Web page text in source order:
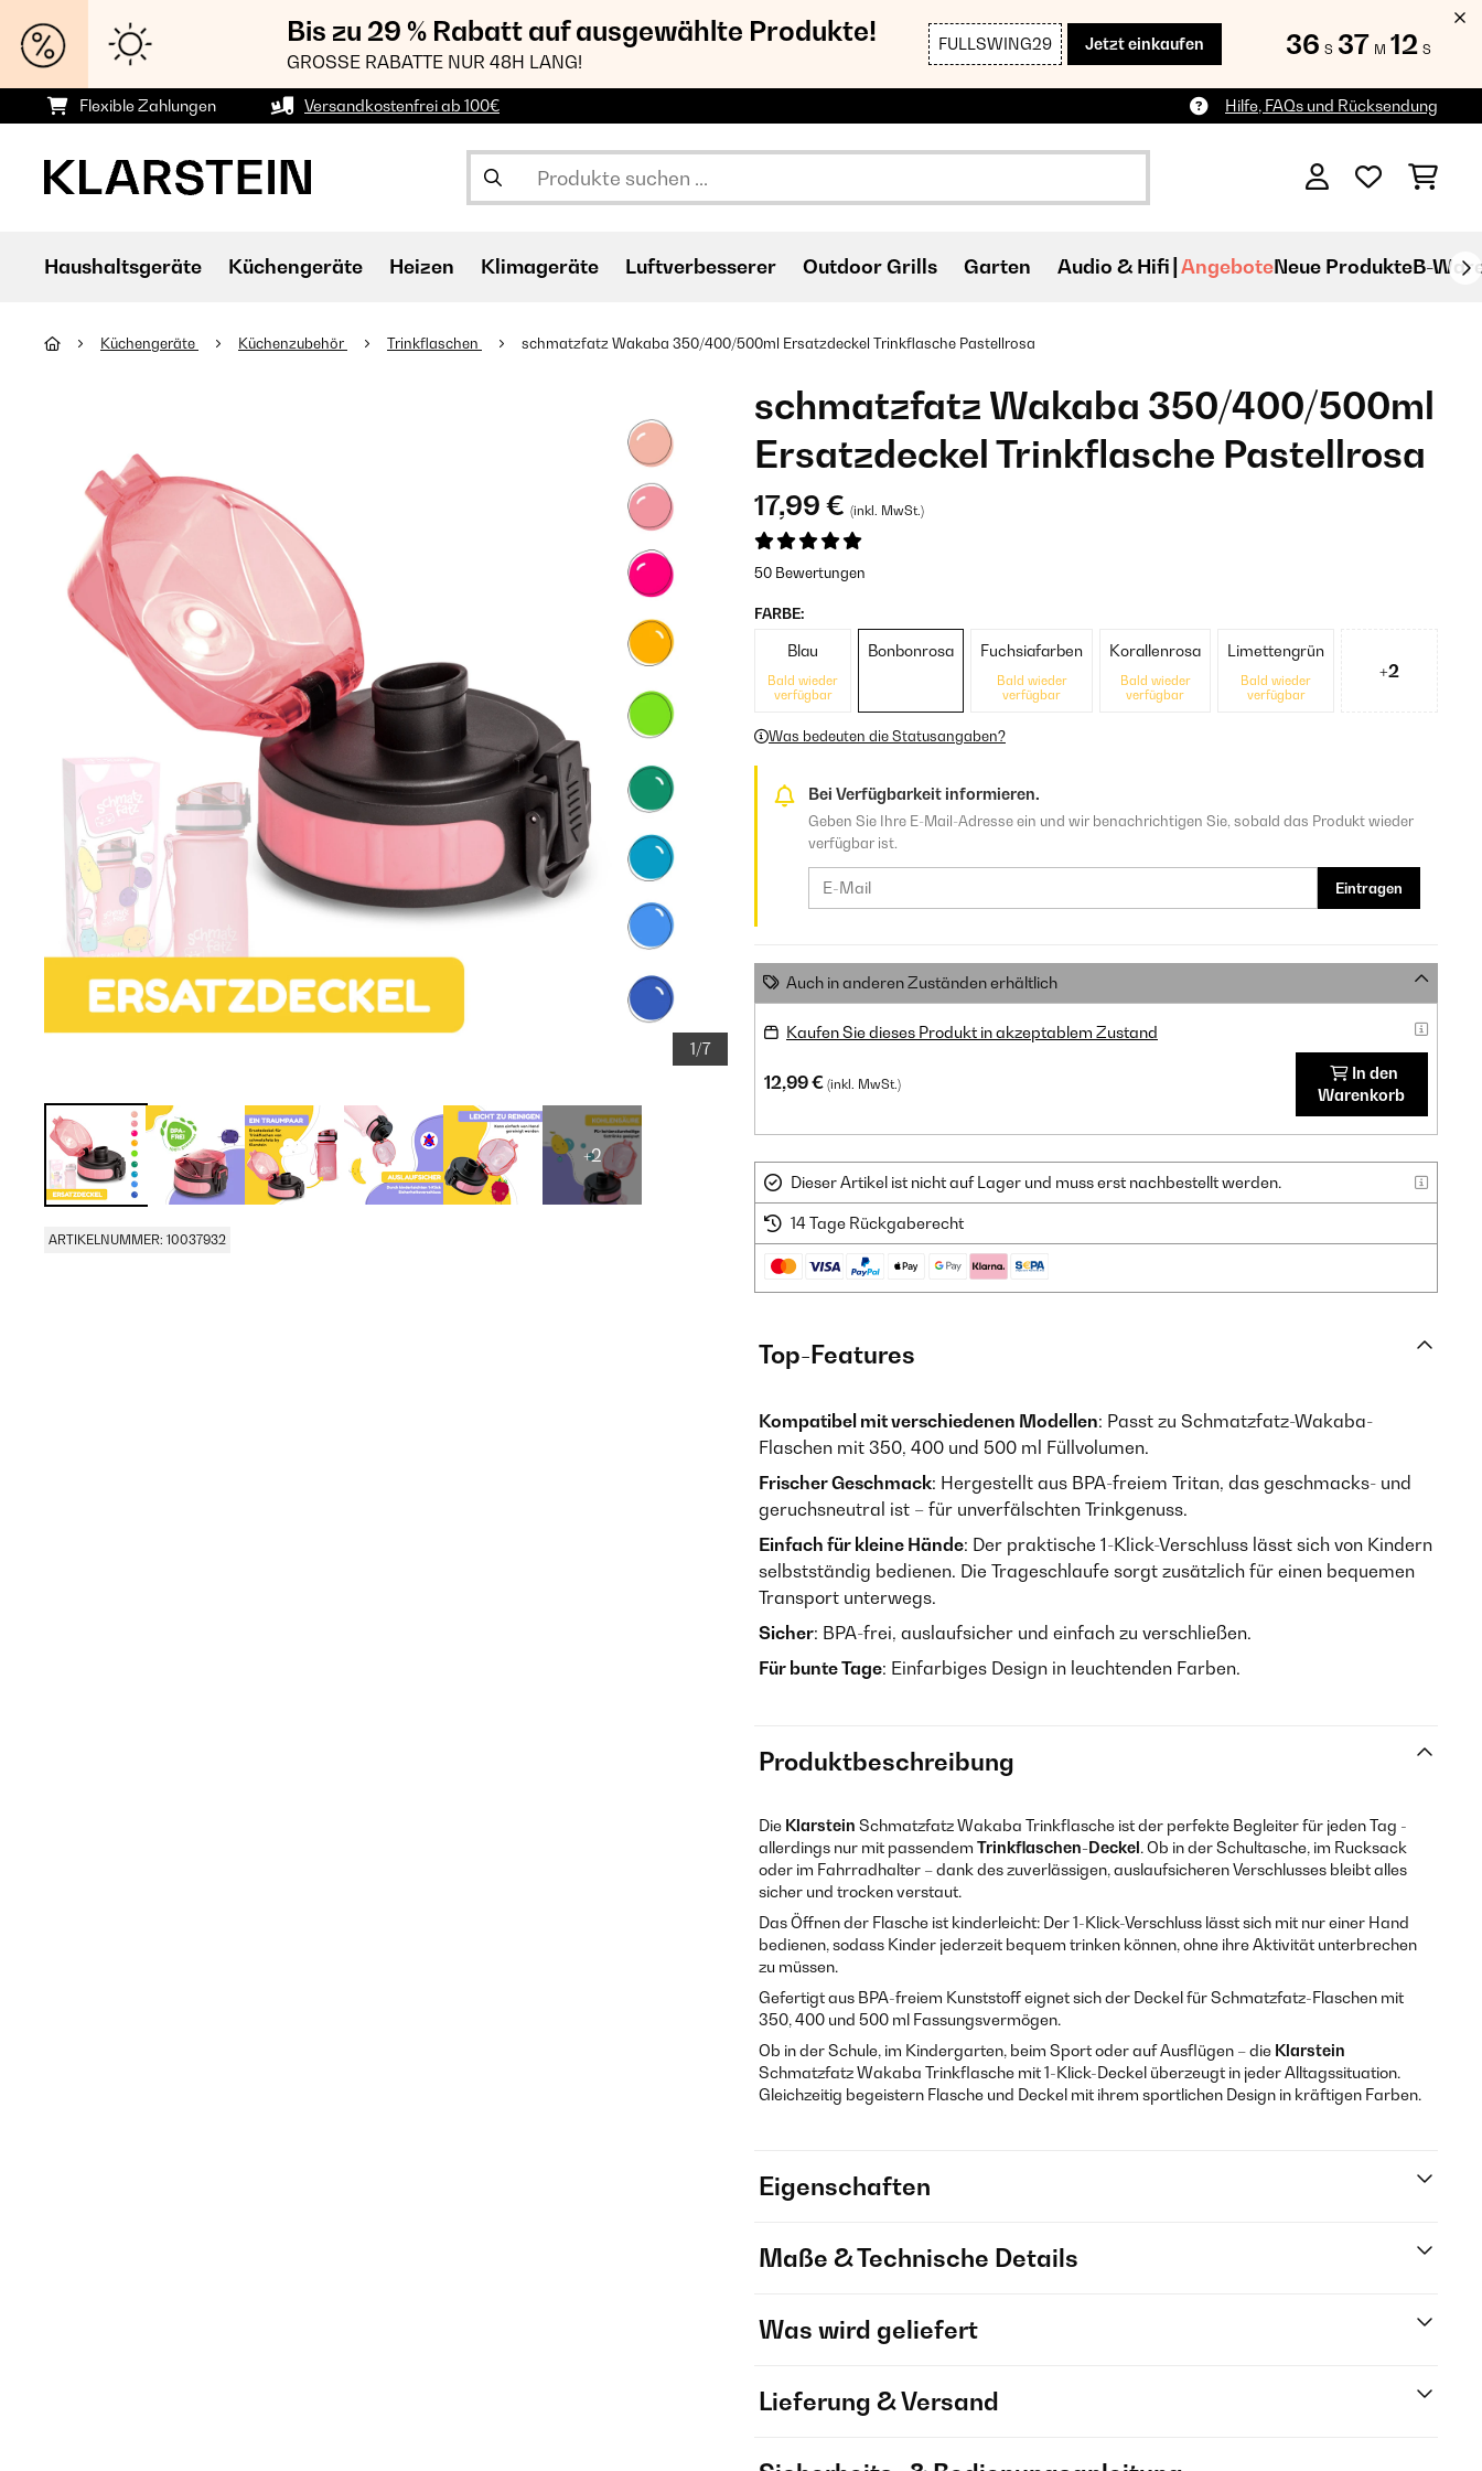
Bis zu 29 % Rabatt auf ausgewählte Produkte!
GROSSE RABATTE NUR 48H LANG!
FULLSWING29 Jetzt einkaufen 36 S 37 M 10 S
Flexible Zahlungen Versandkostenfrei ab 100€ Hilfe, FAQs und Rücksendung
Haushaltsgeräte Küchengeräte Heizen Klimageräte Luftverbesserer Outdoor Grills Garten Audio & Hifi AngeboteNeue ProdukteB-
Küchengeräte Küchenzubehör Trinkflaschen schmatzfatz Wakaba 350/400/500ml Ersatzdeckel Trinkflasche Pastellrosa
1/7
+2
ARTIKELNUMMER: 10037932
schmatzfatz Wakaba 350/400/500ml
Ersatzdeckel Trinkflasche Pastellrosa
17,99 € (inkl. MwSt.)
50 Bewertungen
FARBE:
Blau
Bald wieder
verfügbar
Bonbonrosa Fuchsiafarben
Bald wieder
verfügbar
Korallenrosa
Bald wieder
verfügbar
Limettengrün
Bald wieder
verfügbar
+2
Was bedeuten die Statusangaben?
Bei Verfügbarkeit informieren.
Geben Sie Ihre E-Mail-Adresse ein und wir benachrichtigen Sie, sobald das Produkt wieder
verfügbar ist.
Eintragen
Auch in anderen Zuständen erhältlich
Kaufen Sie dieses Produkt in akzeptablem Zustand
12,99 € (inkl. MwSt.)
In den
Warenkorb
Dieser Artikel ist nicht auf Lager und muss erst nachbestellt werden.
14 Tage Rückgaberecht
Top-Features
Kompatibel mit verschiedenen Modellen: Passt zu Schmatzfatz-Wakaba-
Flaschen mit 350, 400 und 500 ml Füllvolumen.
Frischer Geschmack: Hergestellt aus BPA-freiem Tritan, das geschmacks- und
geruchsneutral ist – für unverfälschten Trinkgenuss.
Einfach für kleine Hände: Der praktische 1-Klick-Verschluss lässt sich von Kindern
selbstständig bedienen. Die Trageschlaufe sorgt zusätzlich für einen bequemen
Transport unterwegs.
Sicher: BPA-frei, auslaufsicher und einfach zu verschließen.
Für bunte Tage: Einfarbiges Design in leuchtenden Farben.
Produktbeschreibung
Die Klarstein Schmatzfatz Wakaba Trinkflasche ist der perfekte Begleiter für jeden Tag -
allerdings nur mit passendem Trinkflaschen-Deckel. Ob in der Schultasche, im Rucksack
oder im Fahrradhalter – dank des zuverlässigen, auslaufsicheren Verschlusses bleibt alles
sicher und trocken verstaut.
Das Öffnen der Flasche ist kinderleicht: Der 1-Klick-Verschluss lässt sich mit nur einer Hand
bedienen, sodass Kinder jederzeit bequem trinken können, ohne ihre Aktivität unterbrechen
zu müssen.
Gefertigt aus BPA-freiem Kunststoff eignet sich der Deckel für Schmatzfatz-Flaschen mit
350, 400 und 500 ml Fassungsvermögen.
Ob in der Schule, im Kindergarten, beim Sport oder auf Ausflügen – die Klarstein
Schmatzfatz Wakaba Trinkflasche mit 1-Klick-Deckel überzeugt in jeder Alltagssituation.
Gleichzeitig begeistern Flasche und Deckel mit ihrem sportlichen Design in kräftigen Farben.
Eigenschaften
Maße & Technische Details
Was wird geliefert
Lieferung & Versand